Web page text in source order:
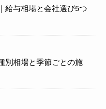
給与相場と会社選び5つ
別相場と季節ごとの施